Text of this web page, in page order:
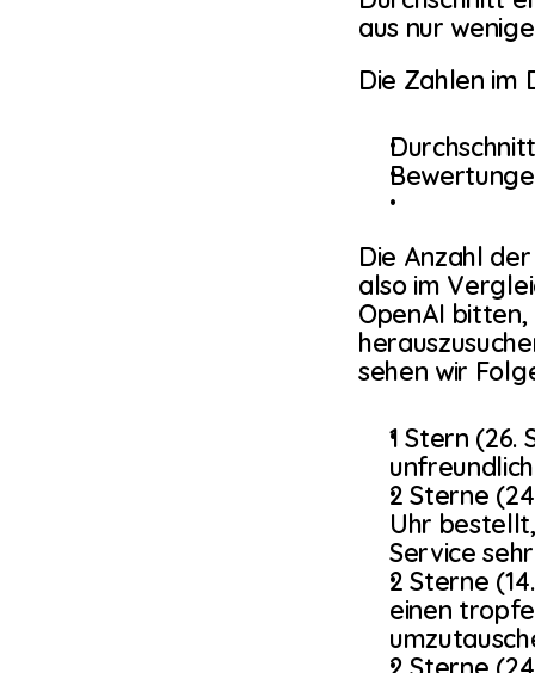
aus nur
Die Zahlen im
Die Anzahl
also im
OpenAI
sehen wir
1 Stern (26.
2 Sterne
Uhr
Service
2 Sterne
einen